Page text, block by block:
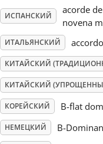
Türkçe
简体中文
繁體中文
ИСПАНСКИЙ
acorde
novena
ИТАЛЬЯНСКИЙ
КИТАЙСКИЙ
КИТАЙСКИЙ
КОРЕЙСКИЙ B-flat
НЕМЕЦКИЙ B-